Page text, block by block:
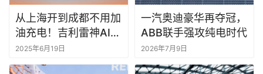
从上海开到成都不用加
油充电！吉利雷神AI电
混2.0到底有多强？
2025年6月19日
一汽奥迪豪华再夺冠，
ABB联手强攻纯电时代
2026年7月9日